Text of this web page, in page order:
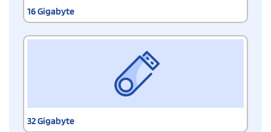
16 Gigabyte
32 Gigabyte